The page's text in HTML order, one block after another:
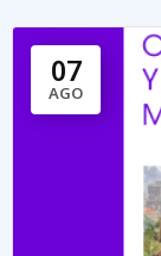
07
AGO